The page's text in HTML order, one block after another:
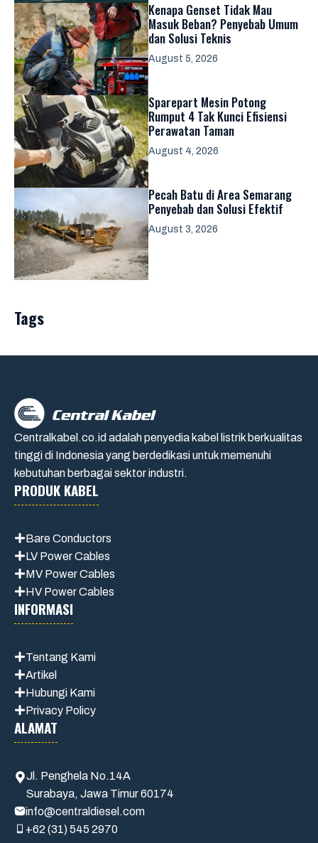
Kenapa Genset Tidak Mau
Masuk Beban? Penyebab Umum
dan Solusi Teknis
August 5, 2026
Sparepart Mesin Potong
Rumput 4 Tak Kunci Efisiensi
Perawatan Taman
August 4, 2026
Pecah Batu di Area Semarang
Penyebab dan Solusi Efektif
August 3, 2026
Tags
Centralkabel.co.id adalah penyedia kabel listrik berkualitas
tinggi di Indonesia yang berdedikasi untuk memenuhi
kebutuhan berbagai sektor industri.
PRODUK KABEL
Bare Conductors
LV Power Cables
MV Power Cables
HV Power Cables
INFORMASI
Tentang Kami
Artikel
Hubungi Kami
Privacy Policy
ALAMAT
Jl. Penghela No.14A
Surabaya, Jawa Timur 60174
info@centraldiesel.com
+62 (31) 545 2970